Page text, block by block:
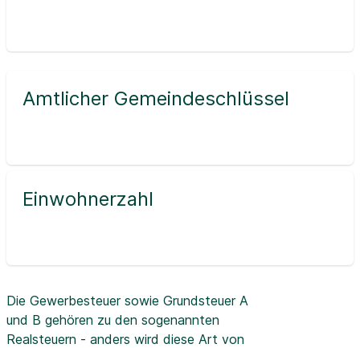
Amtlicher Gemeindeschlüssel
Einwohnerzahl
Die Gewerbesteuer sowie Grundsteuer A
und B gehören zu den sogenannten
Realsteuern - anders wird diese Art von